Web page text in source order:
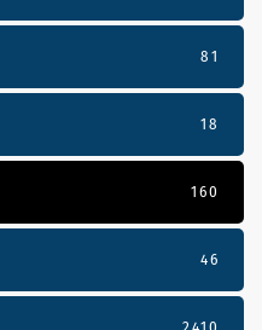
81
18
160
46